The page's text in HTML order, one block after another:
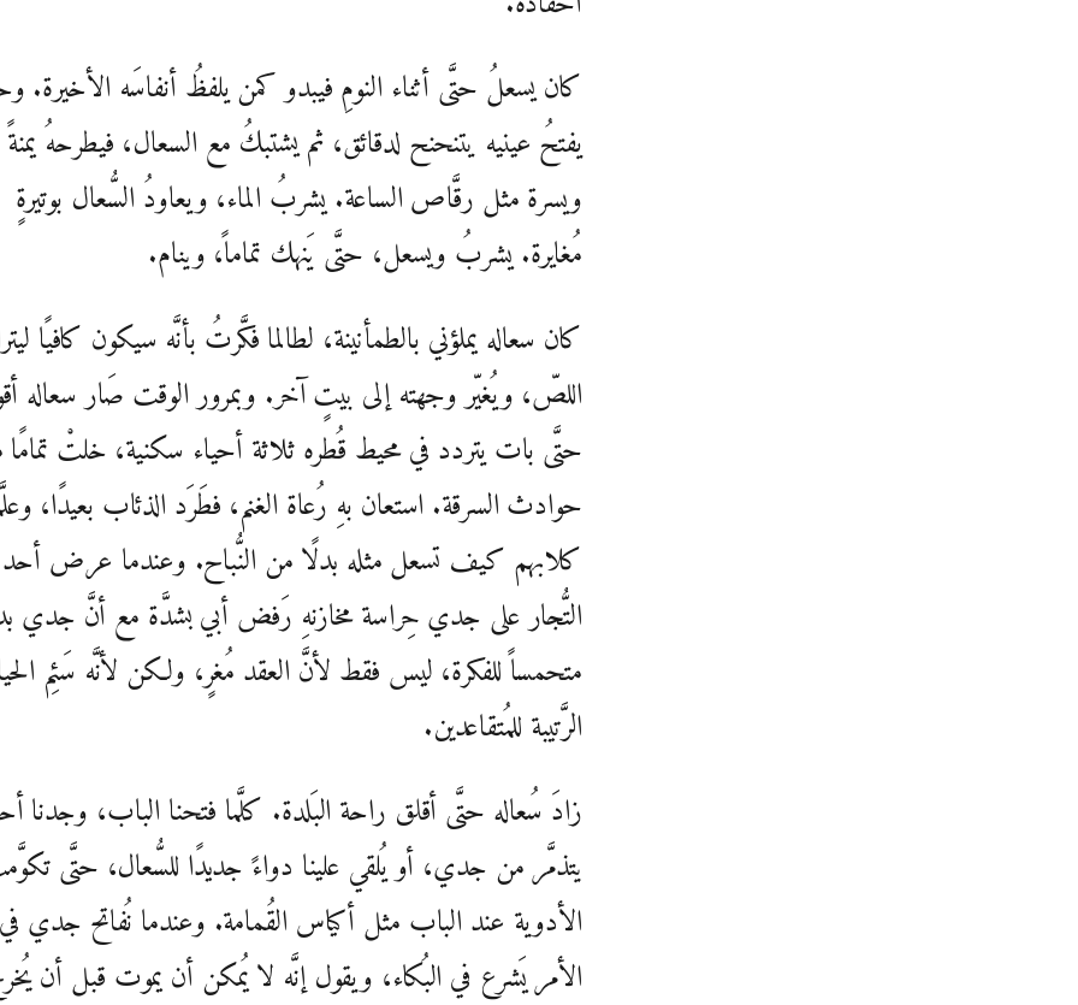
كان يسعلُ حتَّى أثناء النومِ فيبدو كمن يلفظُ أنفاسَه الأخيرة.
يفتحُ عينيه يتنحنح لدقائق، ثم يشتبكُ مع السعال، فيطرحهُ يمنةً
ويسرة مثل رقَّاص الساعة. يشربُ الماء، ويعاودُ السُّعال بوتيرةٍ
مُغايرة. يشربُ ويسعل، حتَّى يَنهك تماماً، وينام.
كان سعاله يملؤني بالطمأنينة، لطالما فكَّرتُ بأنَّه سيكون كافيًا
اللصّ، ويُغيّر وجهته إلى بيتٍ آخر. وبمرور الوقت صَار سعاله
حتَّى بات يتردد في محيط قُطره ثلاثة أحياء سكنية، خلتْ
حوادث السرقة. استعان بهِ رُعاة الغنم، فطَرَد الذئاب بعيدًا،
كلابهم كيف تسعل مثله بدلًا من النُّباح. وعندما عرض أحد
التُّجار على جدي حِراسة مخازنهِ رَفض أبي بشدَّة مع أنَّ جدي
متحمساً للفكرة، ليس فقط لأنَّ العقد مُغرٍ، ولكن لأنَّه سَئِم
الرَّتيبة للمُتقاعدين.
زادَ سُعاله حتَّى أقلق راحة البَلدة. كلَّما فتحنا الباب، وجدنا
يتذمَّر من جدي، أو يُلقي علينا دواءً جديدًا للسُّعال، حتَّى
الأدوية عند الباب مثل أكياس القُمامة. وعندما نُفاتح جدي في
الأمر يَشرع في البُكاء، ويقول إنَّه لا يُمكن أن يموت قبل أن